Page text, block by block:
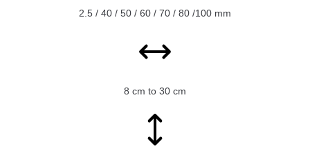
2.5 / 40 / 50 / 60 / 70 / 80 /100 mm
8 cm to 30 cm